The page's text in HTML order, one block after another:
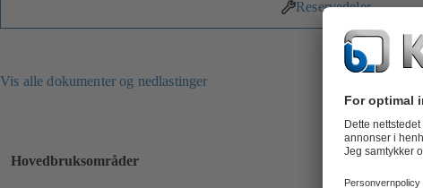
Reservedeler
Vis alle dokumenter og nedlastinger
Hovedbruksområder